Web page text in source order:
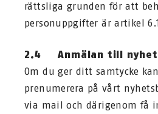
rättsliga grunden för att
personuppgifter är artikel 6.1
2.4 Anmälan till
Om du ger ditt samtycke
prenumerera på vårt
via mail och därigenom få